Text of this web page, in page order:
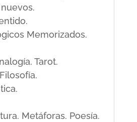
Memorizados.
Tarot.
Metáforas. Poesía.